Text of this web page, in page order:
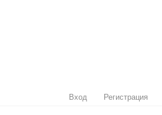
Вход Регистрация